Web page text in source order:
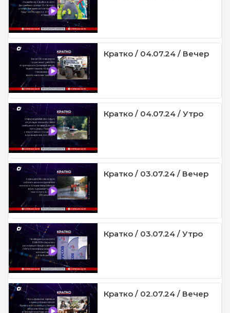
Кратко / 04.07.24 / Вечер
Кратко / 04.07.24 / Утро
Кратко / 03.07.24 / Вечер
Кратко / 03.07.24 / Утро
Кратко / 02.07.24 / Вечер